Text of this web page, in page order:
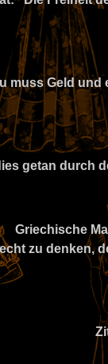
muss Geld und
getan durch
Griechische
zu denken,